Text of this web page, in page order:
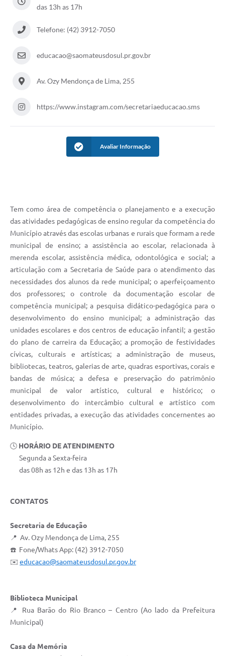
Projeto Nascente Viva
Agência do Trabalhador
Recebimento de Recursos
Serviço de Informação ao Cidadão
Termos de Fomento
Galeria de Fotos
Audiências Públicas
Iluminação Pública
Arquivos para Download
Galeria de Vídeos
Projetos
Logo Prefeitura de São Mateus do Sul
Links
Agenda
Notícias
Briefing de Ações, Divulgações e Eventos
Solicitação de Remoção: Instituições Escolares
Contato
das 13h as 17h
Telefone: (42) 3912-7050
educacao@saomateusdosul.pr.gov.br
Av. Ozy Mendonça de Lima, 255
https://www.instagram.com/secretariaeducacao.sms
Avaliar Informação
Tem como área de competência o planejamento e a execução
das atividades pedagógicas de ensino regular da competência do
Município através das escolas urbanas e rurais que formam a rede
municipal de ensino; a assistência ao escolar, relacionada à
merenda escolar, assistência médica, odontológica e social; a
articulação com a Secretaria de Saúde para o atendimento das
necessidades dos alunos da rede municipal; o aperfeiçoamento
dos professores; o controle da documentação escolar de
competência municipal; a pesquisa didático-pedagógica para o
desenvolvimento do ensino municipal; a administração das
unidades escolares e dos centros de educação infantil; a gestão
do plano de carreira da Educação; a promoção de festividades
cívicas, culturais e artísticas; a administração de museus,
bibliotecas, teatros, galerias de arte, quadras esportivas, corais e
bandas de música; a defesa e preservação do patrimônio
municipal de valor artístico, cultural e histórico; o
desenvolvimento do intercâmbio cultural e artístico com
entidades privadas, a execução das atividades concernentes ao
Município.
🕓 HORÁRIO DE ATENDIMENTO
Segunda a Sexta-feira
das 08h as 12h e das 13h as 17h
CONTATOS
Secretaria de Educação
📍 Av. Ozy Mendonça de Lima, 255
☎️ Fone/Whats App: (42) 3912-7050
✉️ educacao@saomateusdosul.pr.gov.br
Biblioteca Municipal
📍 Rua Barão do Rio Branco – Centro (Ao lado da Prefeitura
Municipal)
Casa da Memória